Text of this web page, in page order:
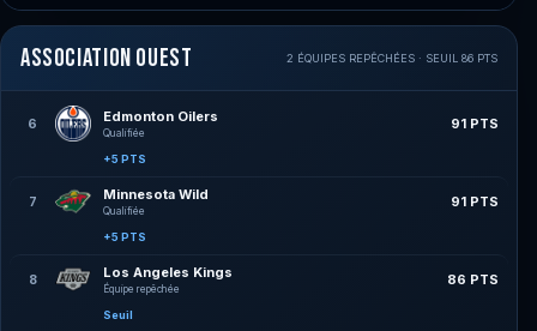
Association Ouest 2 ÉQUIPES REPÊCHÉES · SEUIL 86 PTS
6 Edmonton Oilers
Qualifiée
91 PTS
+5 PTS
7 Minnesota Wild
Qualifiée
91 PTS
+5 PTS
8 Los Angeles Kings
Équipe repêchée
86 PTS
Seuil